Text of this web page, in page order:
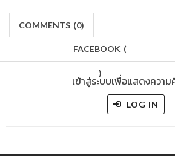
COMMENTS (0)
FACEBOOK (
)
เข้าสู่ระบบเพื่อแสดงควา
LOG IN